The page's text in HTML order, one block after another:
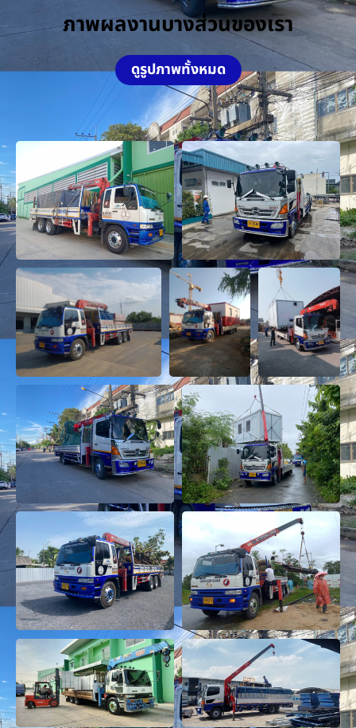
ภาพผลงานบางส่วนของเรา
ดูรูปภาพทั้งหมด